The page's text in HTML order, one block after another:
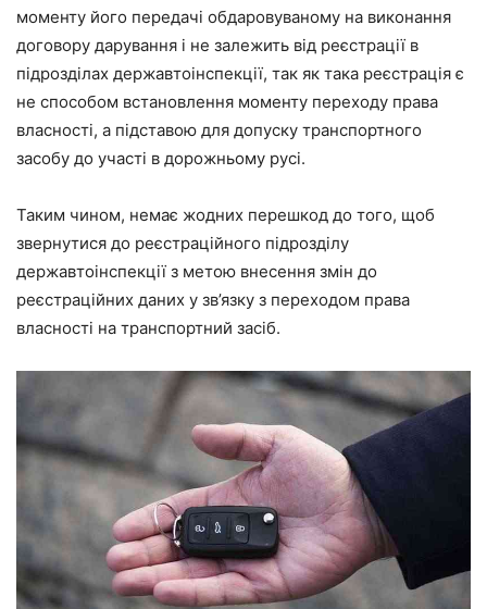
моменту його передачі обдаровуваному на виконання
договору дарування і не залежить від реєстрації в
підрозділах державтоінспекції, так як така реєстрація є
не способом встановлення моменту переходу права
власності, а підставою для допуску транспортного
засобу до участі в дорожньому русі.
Таким чином, немає жодних перешкод до того, щоб
звернутися до реєстраційного підрозділу
державтоінспекції з метою внесення змін до
реєстраційних даних у зв’язку з переходом права
власності на транспортний засіб.